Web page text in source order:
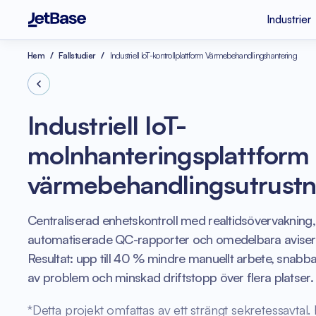
Industrier
Industrier Apple Vision Pro
e-handel
Tjänster SaaS-
Legacy
Tekniker
Vue.js
Hem Fallstudier Industriell IoT-kontrollplattform Värmebehandlingshantering
Industriell IoT-
molnhanteringsplattform
Centraliserad enhetskontroll med realtidsövervakning,
automatiserade QC-rapporter och omedelbara
Resultat: upp till 40 % mindre manuellt arbete,
av problem och minskad driftstopp över flera platser.
*Detta projekt omfattas av ett strängt